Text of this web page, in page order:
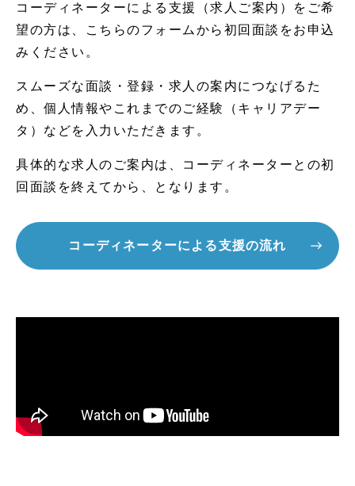
コーディネーターによる支援（求人ご案内）をご希
望の方は、こちらのフォームから初回面談をお申込
みください。
スムーズな面談・登録・求人の案内につなげるた
め、個人情報やこれまでのご経験（キャリアデー
タ）などを入力いただきます。
具体的な求人のご案内は、コーディネーターとの初
回面談を終えてから、となります。
コーディネーターによる支援の流れ